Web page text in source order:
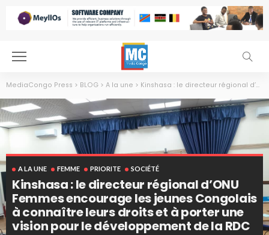
MediaCongo Press > BLOG > A la une > Kinshasa : le directeur régional d’ONU Femmes encourage les jeunes Congolais à connaître leurs droits et à porter une vision pour le développement de la RDC
A LA UNE FEMME PRIORITE SOCIÉTÉ
Kinshasa : le directeur régional d’ONU
Femmes encourage les jeunes Congolais
à connaître leurs droits et à porter une
vision pour le développement de la RDC